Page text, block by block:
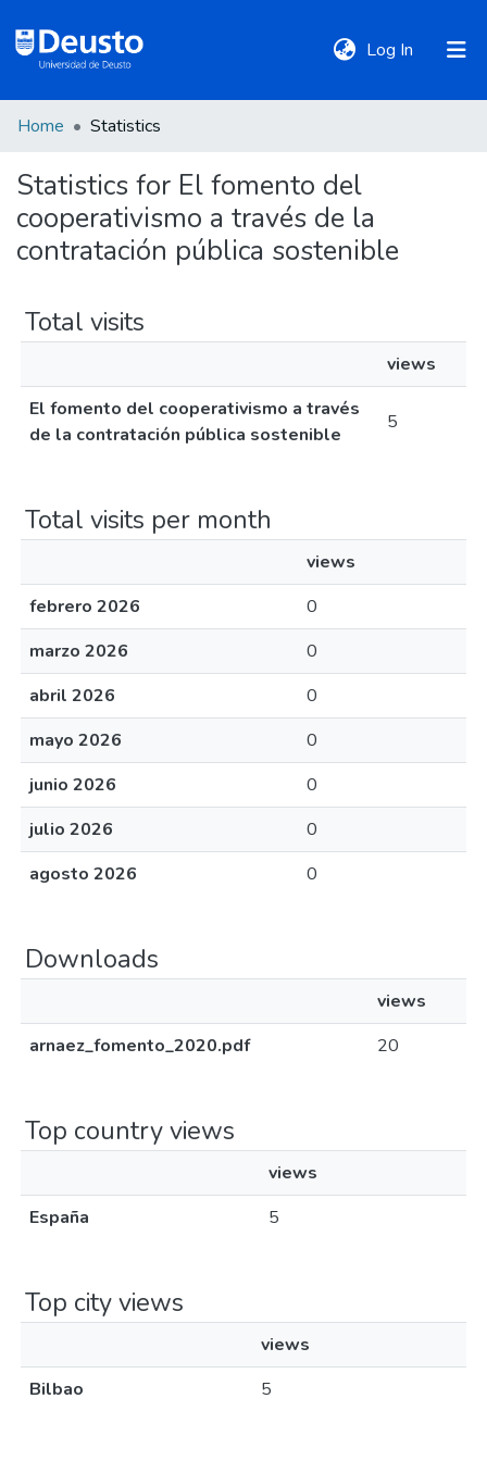
Log In (current)
Communities
&
All of DSpace
Policies
Home Statistics
Statistics for El fomento del
cooperativismo a través de la
contratación pública sostenible
Total visits
views
El fomento del cooperativismo a través
de la contratación pública sostenible
5
Total visits per month
views
febrero 2026
0
marzo 2026
0
abril 2026
0
mayo 2026
0
junio 2026
0
julio 2026
0
agosto 2026
0
Downloads
views
arnaez_fomento_2020.pdf
20
Top country views
views
España
5
Top city views
views
Bilbao
5